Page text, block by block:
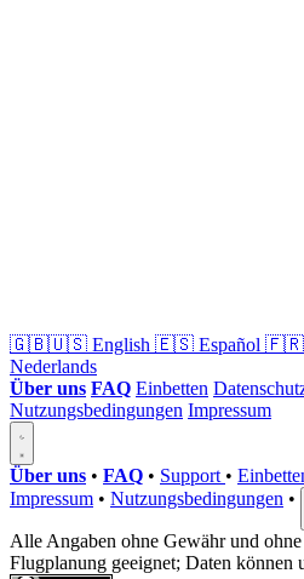
🇬🇧🇺🇸 English 🇪🇸 Español 🇫🇷
Nederlands
Über uns FAQ Einbetten
Nutzungsbedingungen Impressum
Über uns • FAQ • Support •
Impressum • Nutzungsbedingungen •
Alle Angaben ohne Gewähr und
Flugplanung geeignet; Daten können